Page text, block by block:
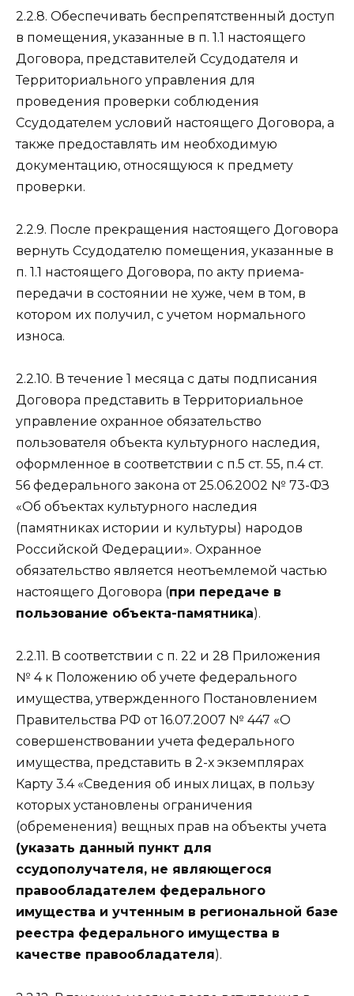
2.2.8. Обеспечивать беспрепятственный доступ
в помещения, указанные в п. 1.1 настоящего
Договора, представителей Ссудодателя и
Территориального управления для
проведения проверки соблюдения
Ссудодателем условий настоящего Договора, а
также предоставлять им необходимую
документацию, относящуюся к предмету
проверки.
2.2.9. После прекращения настоящего Договора
вернуть Ссудодателю помещения, указанные в
п. 1.1 настоящего Договора, по акту приема-
передачи в состоянии не хуже, чем в том, в
котором их получил, с учетом нормального
износа.
2.2.10. В течение 1 месяца с даты подписания
Договора представить в Территориальное
управление охранное обязательство
пользователя объекта культурного наследия,
оформленное в соответствии с п.5 ст. 55, п.4 ст.
56 федерального закона от 25.06.2002 № 73-ФЗ
«Об объектах культурного наследия
(памятниках истории и культуры) народов
Российской Федерации». Охранное
обязательство является неотъемлемой частью
настоящего Договора (при передаче в
пользование объекта-памятника).
2.2.11. В соответствии с п. 22 и 28 Приложения
№ 4 к Положению об учете федерального
имущества, утвержденного Постановлением
Правительства РФ от 16.07.2007 № 447 «О
совершенствовании учета федерального
имущества, представить в 2-х экземплярах
Карту 3.4 «Сведения об иных лицах, в пользу
которых установлены ограничения
(обременения) вещных прав на объекты учета
(указать данный пункт для
ссудополучателя, не являющегося
правообладателем федерального
имущества и учтенным в региональной базе
реестра федерального имущества в
качестве правообладателя).